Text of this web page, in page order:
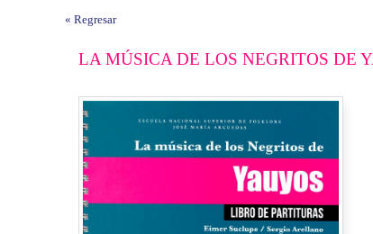
« Regresar
LA MÚSICA DE LOS NEGRITOS DE